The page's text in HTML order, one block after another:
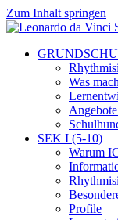
Zum Inhalt springen
Was
SEK I (5-10)
Warum
Profile